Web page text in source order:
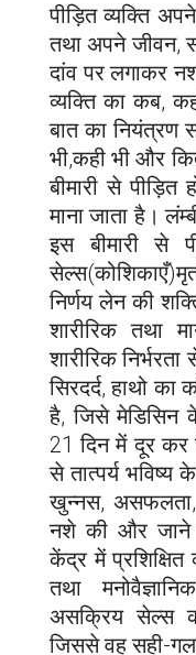
पीड़ित व्यक्ति
तथा अपने जीवन,
दांव पर लगाकर
व्यक्ति का कब,
बात का नियंत्रण
भी,कही भी और
बीमारी से पीड़ित
माना जाता है।
इस बीमारी से
निर्णय लेन की
शारीरिक तथा
शारीरिक
सिरदर्द, हाथो
है, जिसे मेडिसिन
21 दिन में दूर कर
से तात्पर्य भविष्य
खुन्नस, असफलता,
नशे की और जाने
केंद्र में प्रशिक्षित
तथा
असक्रिय सेल्स
जिससे वह सही-